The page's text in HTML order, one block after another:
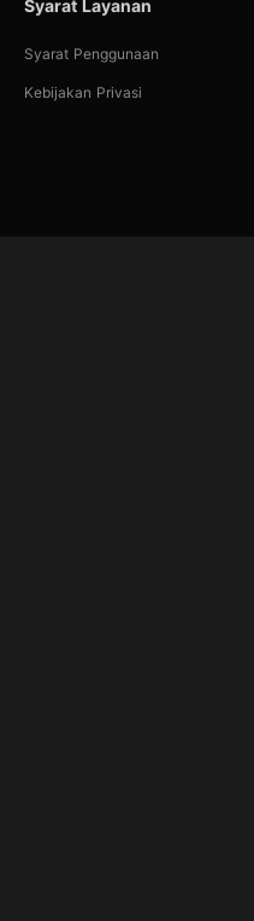
Syarat Layanan
Syarat Penggunaan
Kebijakan Privasi